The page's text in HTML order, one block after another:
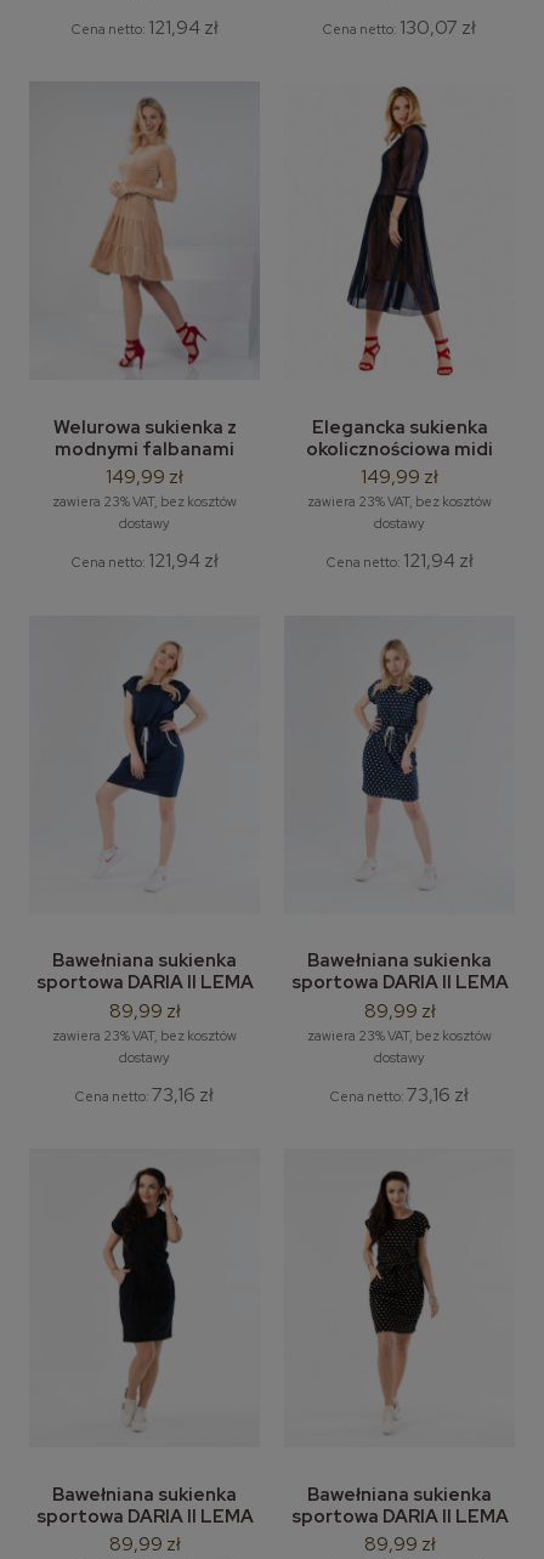
Cena netto: 121,94 zł Cena netto: 130,07 zł
Welurowa sukienka z
modnymi falbanami
glamour LEMA model
Tina rozm. S/M do 4/5XL
149,99 zł
zawiera 23% VAT, bez kosztów
dostawy
Cena netto: 121,94 zł
Elegancka sukienka
okolicznościowa midi
Kamila LEMA rozm. L do
2XL
149,99 zł
zawiera 23% VAT, bez kosztów
dostawy
Cena netto: 121,94 zł
Bawełniana sukienka
sportowa DARIA II LEMA
M-2XL granatowa
89,99 zł
zawiera 23% VAT, bez kosztów
dostawy
Cena netto: 73,16 zł
Bawełniana sukienka
sportowa DARIA II LEMA
M-2XL granatowa w
grochy
89,99 zł
zawiera 23% VAT, bez kosztów
dostawy
Cena netto: 73,16 zł
Bawełniana sukienka
sportowa DARIA II LEMA
M-2XL
89,99 zł
Bawełniana sukienka
sportowa DARIA II LEMA
M-2XL
89,99 zł